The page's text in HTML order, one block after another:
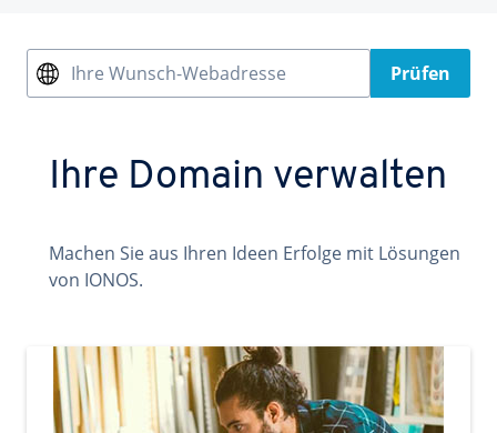
Ihre Wunsch-Webadresse Prüfen
Ihre Domain verwalten
Machen Sie aus Ihren Ideen Erfolge mit Lösungen
von IONOS.